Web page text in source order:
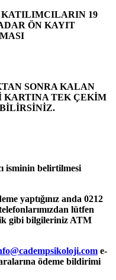
19
ÖN KAYIT
SONRA KALAN
KARTINA TEK ÇEKİM
isminin belirtilmesi
yaptığınız anda 0212
lütfen
gibi bilgileriniz ATM
e-
ödeme bildirimi